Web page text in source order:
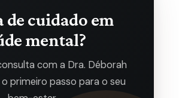
de cuidado em
mental?
com a Dra. Déborah
primeiro passo para o seu